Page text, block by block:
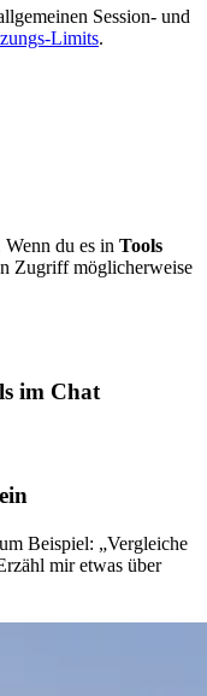
Session- und
Limits.
du es in Tools
Zugriff möglicherweise
im Chat
Beispiel: „Vergleiche
mir etwas über